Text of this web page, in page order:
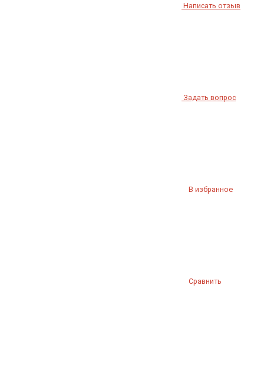
Написать отзыв
Задать вопрос
В избранное
Сравнить